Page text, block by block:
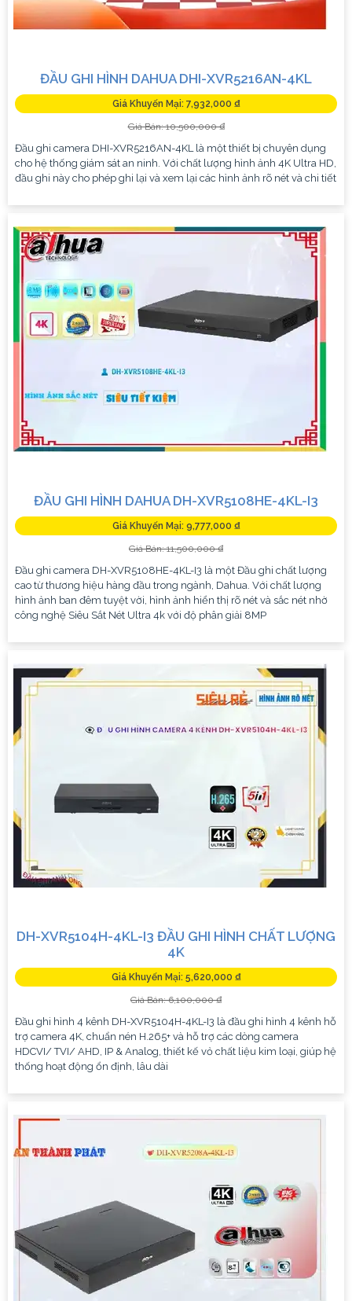
ĐẦU GHI HÌNH DAHUA DHI-XVR5216AN-4KL
Giá Khuyến Mại: 7,932,000 ₫
Giá Bán: 10,500,000 ₫
Đầu ghi camera DHI-XVR5216AN-4KL là một thiết bị chuyên dụng
cho hệ thống giám sát an ninh. Với chất lượng hình ảnh 4K Ultra HD,
đầu ghi này cho phép ghi lại và xem lại các hình ảnh rõ nét và chi tiết
ĐẦU GHI HÌNH DAHUA DH-XVR5108HE-4KL-I3
Giá Khuyến Mại: 9,777,000 ₫
Giá Bán: 11,500,000 ₫
Đầu ghi camera DH-XVR5108HE-4KL-I3 là một Đầu ghi chất lượng
cao từ thương hiệu hàng đầu trong ngành, Dahua. Với chất lượng
hình ảnh ban đêm tuyệt vời, hình ảnh hiển thị rõ nét và sắc nét nhờ
công nghệ Siêu Sắt Nét Ultra 4k với độ phân giải 8MP
DH-XVR5104H-4KL-I3 ĐẦU GHI HÌNH CHẤT LƯỢNG
4K
Giá Khuyến Mại: 5,620,000 ₫
Giá Bán: 6,100,000 ₫
Đầu ghi hình 4 kênh DH-XVR5104H-4KL-I3 là đầu ghi hình 4 kênh hỗ
trợ camera 4K, chuẩn nén H.265+ và hỗ trợ các dòng camera
HDCVI/ TVI/ AHD, IP & Analog, thiết kế vỏ chất liệu kim loại, giúp hệ
thống hoạt động ổn định, lâu dài